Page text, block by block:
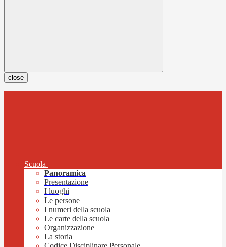
close
Scuola
Panoramica
Presentazione
I luoghi
Le persone
I numeri della scuola
Le carte della scuola
Organizzazione
La storia